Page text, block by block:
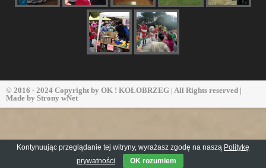
© 2016 - 2024 Copyright by OK ! KOŁOBRZEG | All Rights reserved |
Made by Strony wNet
Kontynuując przeglądanie tej witryny, wyrażasz zgodę na naszą Politykę
prywatności
OK rozumiem